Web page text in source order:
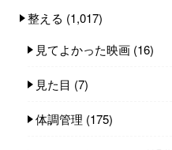
整える (1,017)
見てよかった映画 (16)
見た目 (7)
体調管理 (175)